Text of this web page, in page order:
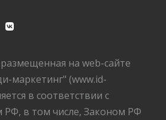
на web-сайте
маркетинг" (www.id-
в соответствии с
РФ, в том числе, Законом РФ